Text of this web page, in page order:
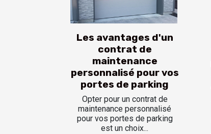
Les avantages d'un
contrat de
maintenance
personnalisé pour vos
portes de parking
Opter pour un contrat de
maintenance personnalisé
pour vos portes de parking
est un choix...